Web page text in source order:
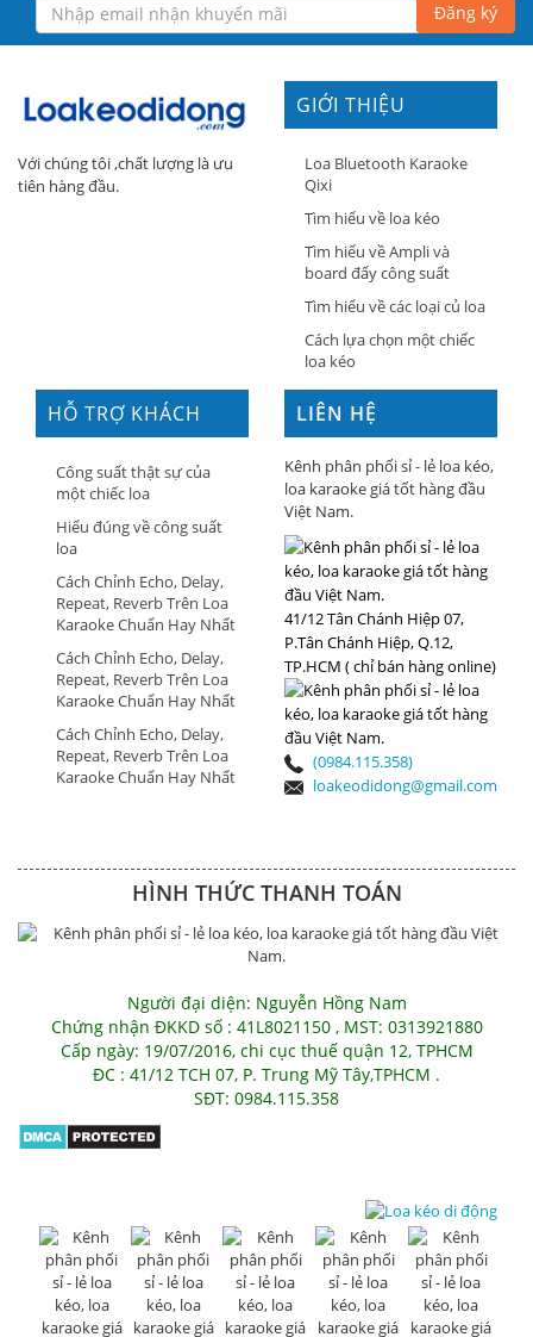
Đăng ký
Với chúng tôi ,chất lượng là ưu
tiên hàng đầu.
GIỚI THIỆU
Loa Bluetooth Karaoke
Qixi
Tìm hiểu về loa kéo
Tìm hiểu về Ampli và
board đẩy công suất
Tìm hiểu về các loại củ loa
Cách lựa chọn một chiếc
loa kéo
HỖ TRỢ KHÁCH
HÀNG
Công suất thật sự của
một chiếc loa
Hiểu đúng về công suất
loa
Cách Chỉnh Echo, Delay,
Repeat, Reverb Trên Loa
Karaoke Chuẩn Hay Nhất
Cách Chỉnh Echo, Delay,
Repeat, Reverb Trên Loa
Karaoke Chuẩn Hay Nhất
Cách Chỉnh Echo, Delay,
Repeat, Reverb Trên Loa
Karaoke Chuẩn Hay Nhất
LIÊN HỆ
Kênh phân phối sỉ - lẻ loa kéo,
loa karaoke giá tốt hàng đầu
Việt Nam.
41/12 Tân Chánh Hiệp 07,
P.Tân Chánh Hiệp, Q.12,
TP.HCM ( chỉ bán hàng online)
(0984.115.358)
loakeodidong@gmail.com
HÌNH THỨC THANH TOÁN
Người đại diện: Nguyễn Hồng Nam
Chứng nhận ĐKKD số : 41L8021150 , MST: 0313921880
Cấp ngày: 19/07/2016, chi cục thuế quận 12, TPHCM
ĐC : 41/12 TCH 07, P. Trung Mỹ Tây,TPHCM .
SĐT: 0984.115.358